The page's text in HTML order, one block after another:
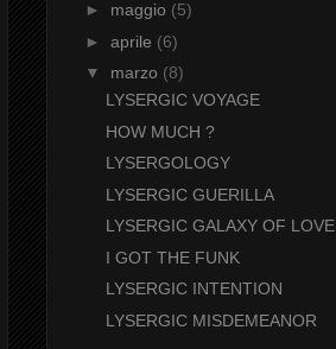
► maggio (5)
►aprile (6)
▼ marzo (8)
LYSERGIC VOYAGE
HOW MUCH ?
LYSERGOLOGY
LYSERGIC GUERILLA
LYSERGIC GALAXY OF LOVE
I GOT THE FUNK
LYSERGIC INTENTION
LYSERGIC MISDEMEANOR